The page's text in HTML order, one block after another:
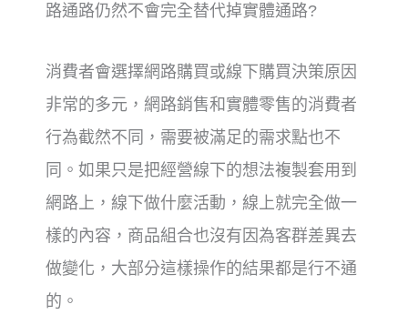
路通路仍然不會完全替代掉實體通路?
消費者會選擇網路購買或線下購買決策原因
非常的多元， 網路銷售和實體零售的消費者
行為截然不同， 需要被滿足的需求點也不
同。 如果只是把經營線下的想法複製套用到
網路上， 線下做什麼活動，線上就完全做一
樣的內容， 商品組合也沒有因為客群差異去
做變化， 大部分這樣操作的結果都是行不通
的。